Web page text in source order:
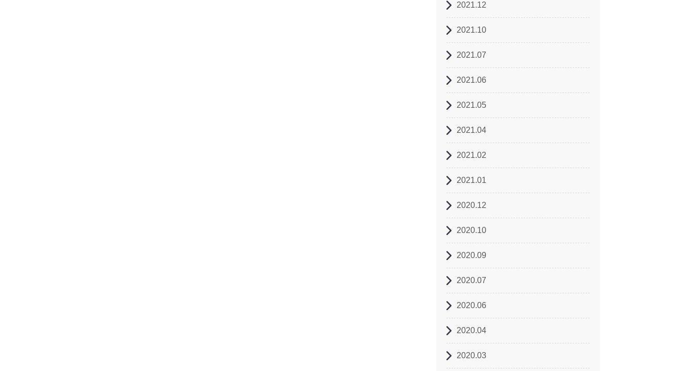
2021.12
2021.10
2021.07
2021.06
2021.05
2021.04
2021.02
2021.01
2020.12
2020.10
2020.09
2020.07
2020.06
2020.04
2020.03